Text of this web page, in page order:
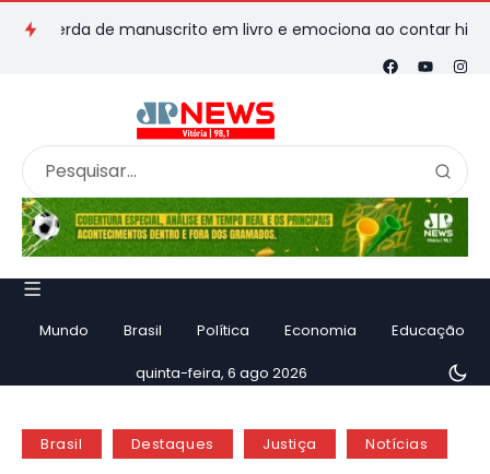
de manuscrito em livro e emociona ao contar história
Mundo Brasil Política Economia Educação
quinta-feira, 6 ago 2026
Brasil Destaques Justiça Notícias